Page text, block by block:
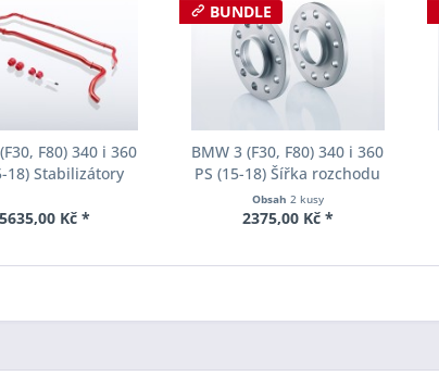
F80) 340 i 360
18) Stabilizátory
031-01-11Kč *
BUNDLE
BMW 3 (F30, F80) 340 i 360
PS (15-18) Šířka rozchodu
Eibach Pro-Spacer S90-2-10-
004 System2 Tloušťka 10mm
Obsah 2 kusy
2375,00 Kč *